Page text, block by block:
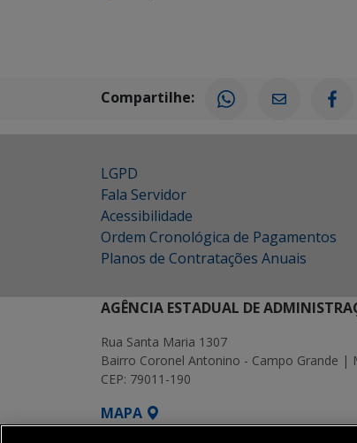
Compartilhe:
LGPD
Fala Servidor
Acessibilidade
Ordem Cronológica de Pagamentos
Planos de Contratações Anuais
AGÊNCIA ESTADUAL DE
Rua Santa Maria 1307
Bairro Coronel Antonino - Campo Grande |
CEP: 79011-190
MAPA